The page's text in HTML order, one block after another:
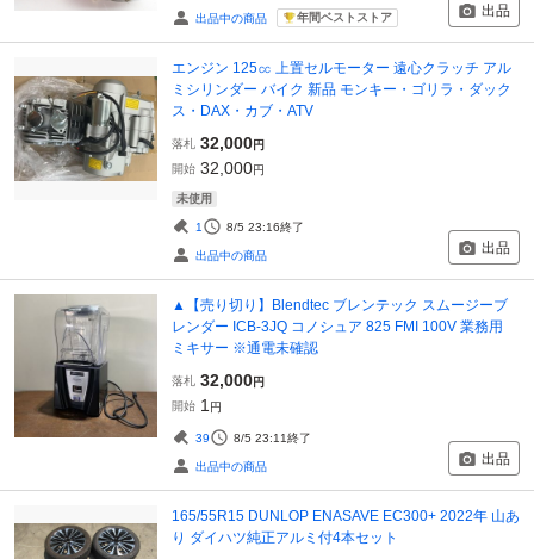
出品中の商品 年間ベストストア 出品
エンジン 125㏄ 上置セルモーター 遠心クラッチ アル
ミシリンダー バイク 新品 モンキー・ゴリラ・ダック
ス・DAX・カブ・ATV
落札 32,000円
開始 32,000円
未使用
1 8/5 23:16終了
出品中の商品 出品
▲【売り切り】Blendtec ブレンテック スムージーブ
レンダー ICB-3JQ コノシュア 825 FMI 100V 業務用
ミキサー ※通電未確認
落札 32,000円
開始 1 円
39 8/5 23:11終了
出品中の商品 出品
165/55R15 DUNLOP ENASAVE EC300+ 2022年 山あ
り ダイハツ純正アルミ付4本セット